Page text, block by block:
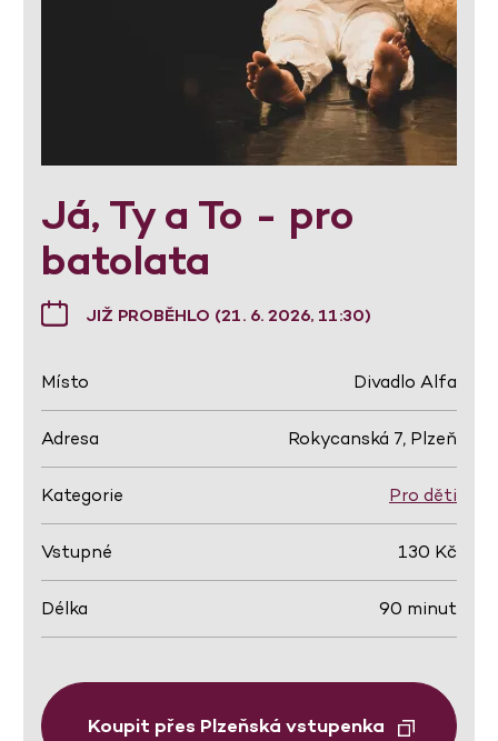
Já, Ty a To - pro
batolata
JIŽ PROBĚHLO (21. 6. 2026, 11:30)
Místo Divadlo Alfa
Adresa Rokycanská 7, Plzeň
Kategorie Pro děti
Vstupné 130 Kč
Délka 90 minut
Koupit přes Plzeňská vstupenka